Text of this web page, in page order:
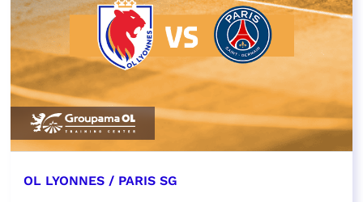
OL LYONNES / PARIS SG